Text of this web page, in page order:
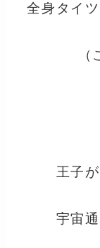
全身タイ
王子
宇宙